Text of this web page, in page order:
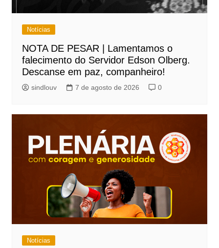
Notícias
NOTA DE PESAR | Lamentamos o
falecimento do Servidor Edson Olberg.
Descanse em paz, companheiro!
sindlouv 7 de agosto de 2026 0
Notícias